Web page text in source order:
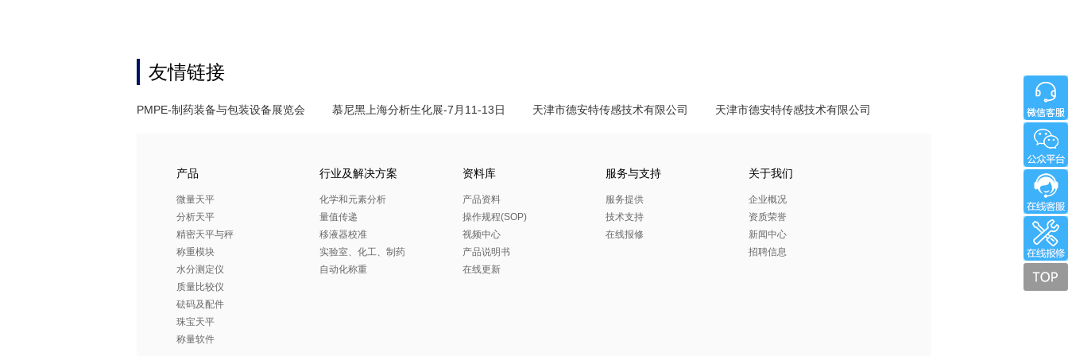
友情链接
PMPE-制药装备与包装设备展览会 慕尼黑上海分析生化展-7月11-13日 天津市德安特传感技术有限公司 天津市德安特传感技术有限公司
产品
微量天平
分析天平
精密天平与秤
称重模块
水分测定仪
质量比较仪
砝码及配件
珠宝天平
称量软件
行业及解决方案
化学和元素分析
量值传递
移液器校准
实验室、化工、制药
自动化称重
资料库
产品资料
操作规程(SOP)
视频中心
产品说明书
在线更新
服务与支持
服务提供
技术支持
在线报修
关于我们
企业概况
资质荣誉
新闻中心
招聘信息